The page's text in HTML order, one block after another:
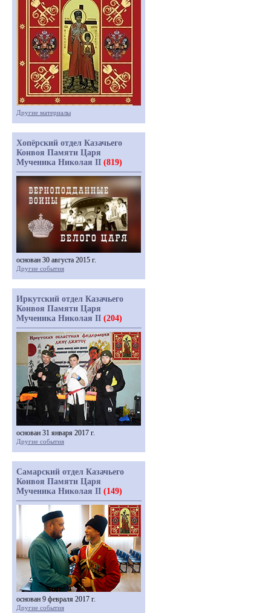
Другие материалы
Хопёрский отдел Казачьего
Конвоя Памяти Царя
Мученика Николая II (819)
основан 30 августа 2015 г.
Другие события
Иркутский отдел Казачьего
Конвоя Памяти Царя
Мученика Николая II (204)
основан 31 января 2017 г.
Другие события
Самарский отдел Казачьего
Конвоя Памяти Царя
Мученика Николая II (149)
основан 9 февраля 2017 г.
Другие события